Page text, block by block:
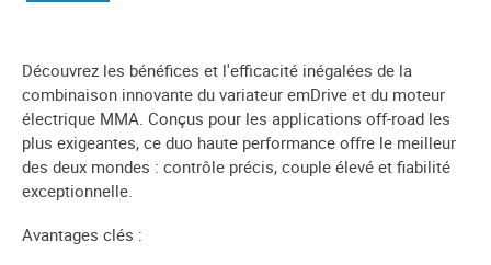
Découvrez les bénéfices et l'efficacité inégalées de la
combinaison innovante du variateur emDrive et du moteur
électrique MMA. Conçus pour les applications off-road les
plus exigeantes, ce duo haute performance offre le meilleur
des deux mondes : contrôle précis, couple élevé et fiabilité
exceptionnelle.
Avantages clés :